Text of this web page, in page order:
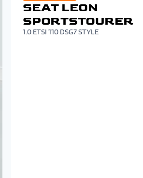
SEAT LEON
SPORTSTOURER
1.0 ETSI 110 DSG7 STYLE